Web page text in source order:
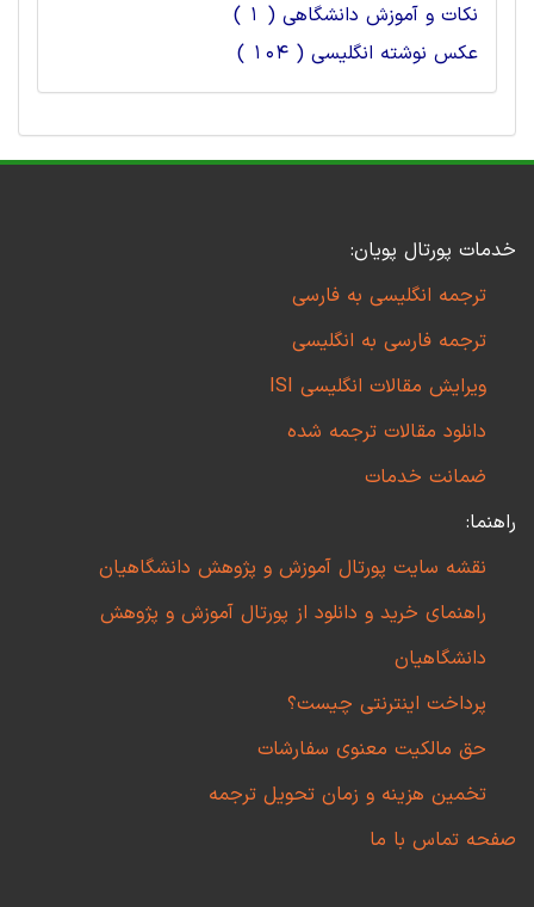
نکات و آموزش دانشگاهی ( 1 )
عکس نوشته انگلیسی ( 104 )
خدمات پورتال پویان:
ترجمه انگلیسی به فارسی
ترجمه فارسی به انگلیسی
ویرایش مقالات انگلیسی ISI
دانلود مقالات ترجمه شده
ضمانت خدمات
راهنما:
نقشه سایت پورتال آموزش و پژوهش دانشگاهیان
راهنمای خرید و دانلود از پورتال آموزش و پژوهش
دانشگاهیان
پرداخت اینترنتی چیست؟
حق مالکیت معنوی سفارشات
تخمین هزینه و زمان تحویل ترجمه
صفحه تماس با ما